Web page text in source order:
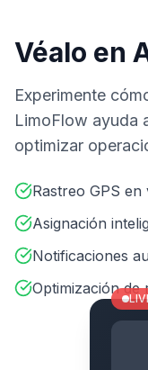
Véalo en
Experimente
LimoFlow ayuda
optimizar
Rastreo GPS en
Asignación
Notificaciones
Optimización de